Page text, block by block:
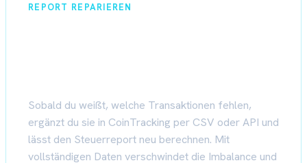
REPORT REPARIEREN
Sobald du weißt, welche Transaktionen fehlen,
ergänzt du sie in CoinTracking per CSV oder API und
lässt den Steuerreport neu berechnen. Mit
vollständigen Daten verschwindet die Imbalance und